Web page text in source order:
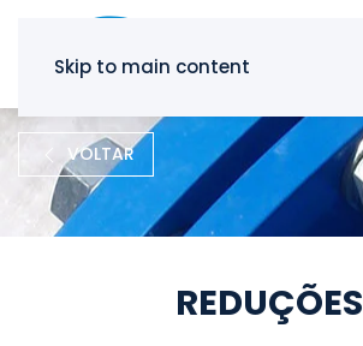
Skip to main content
VOLTAR
REDUÇÕES